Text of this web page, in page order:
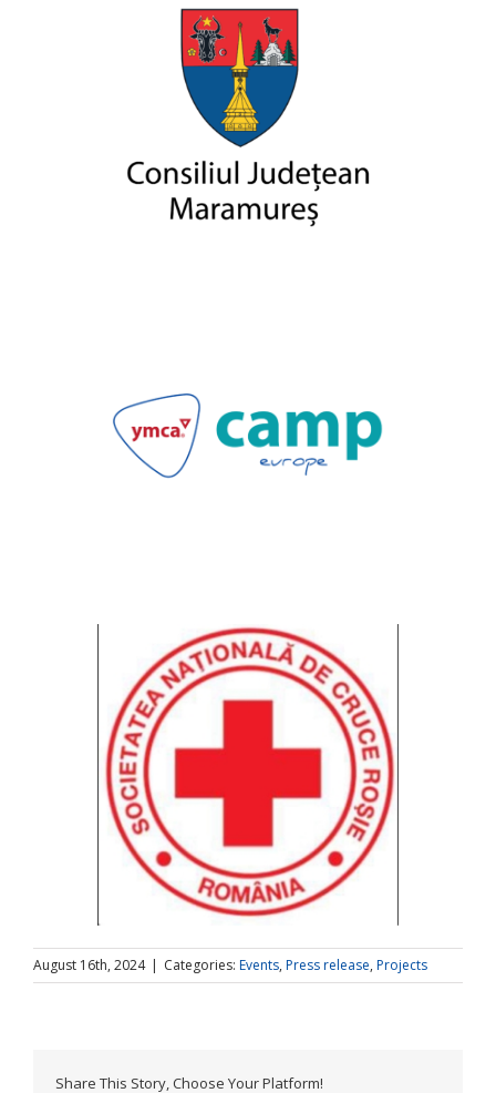
August 16th, 2024 | Categories: Events, Press release, Projects
Share This Story, Choose Your Platform!